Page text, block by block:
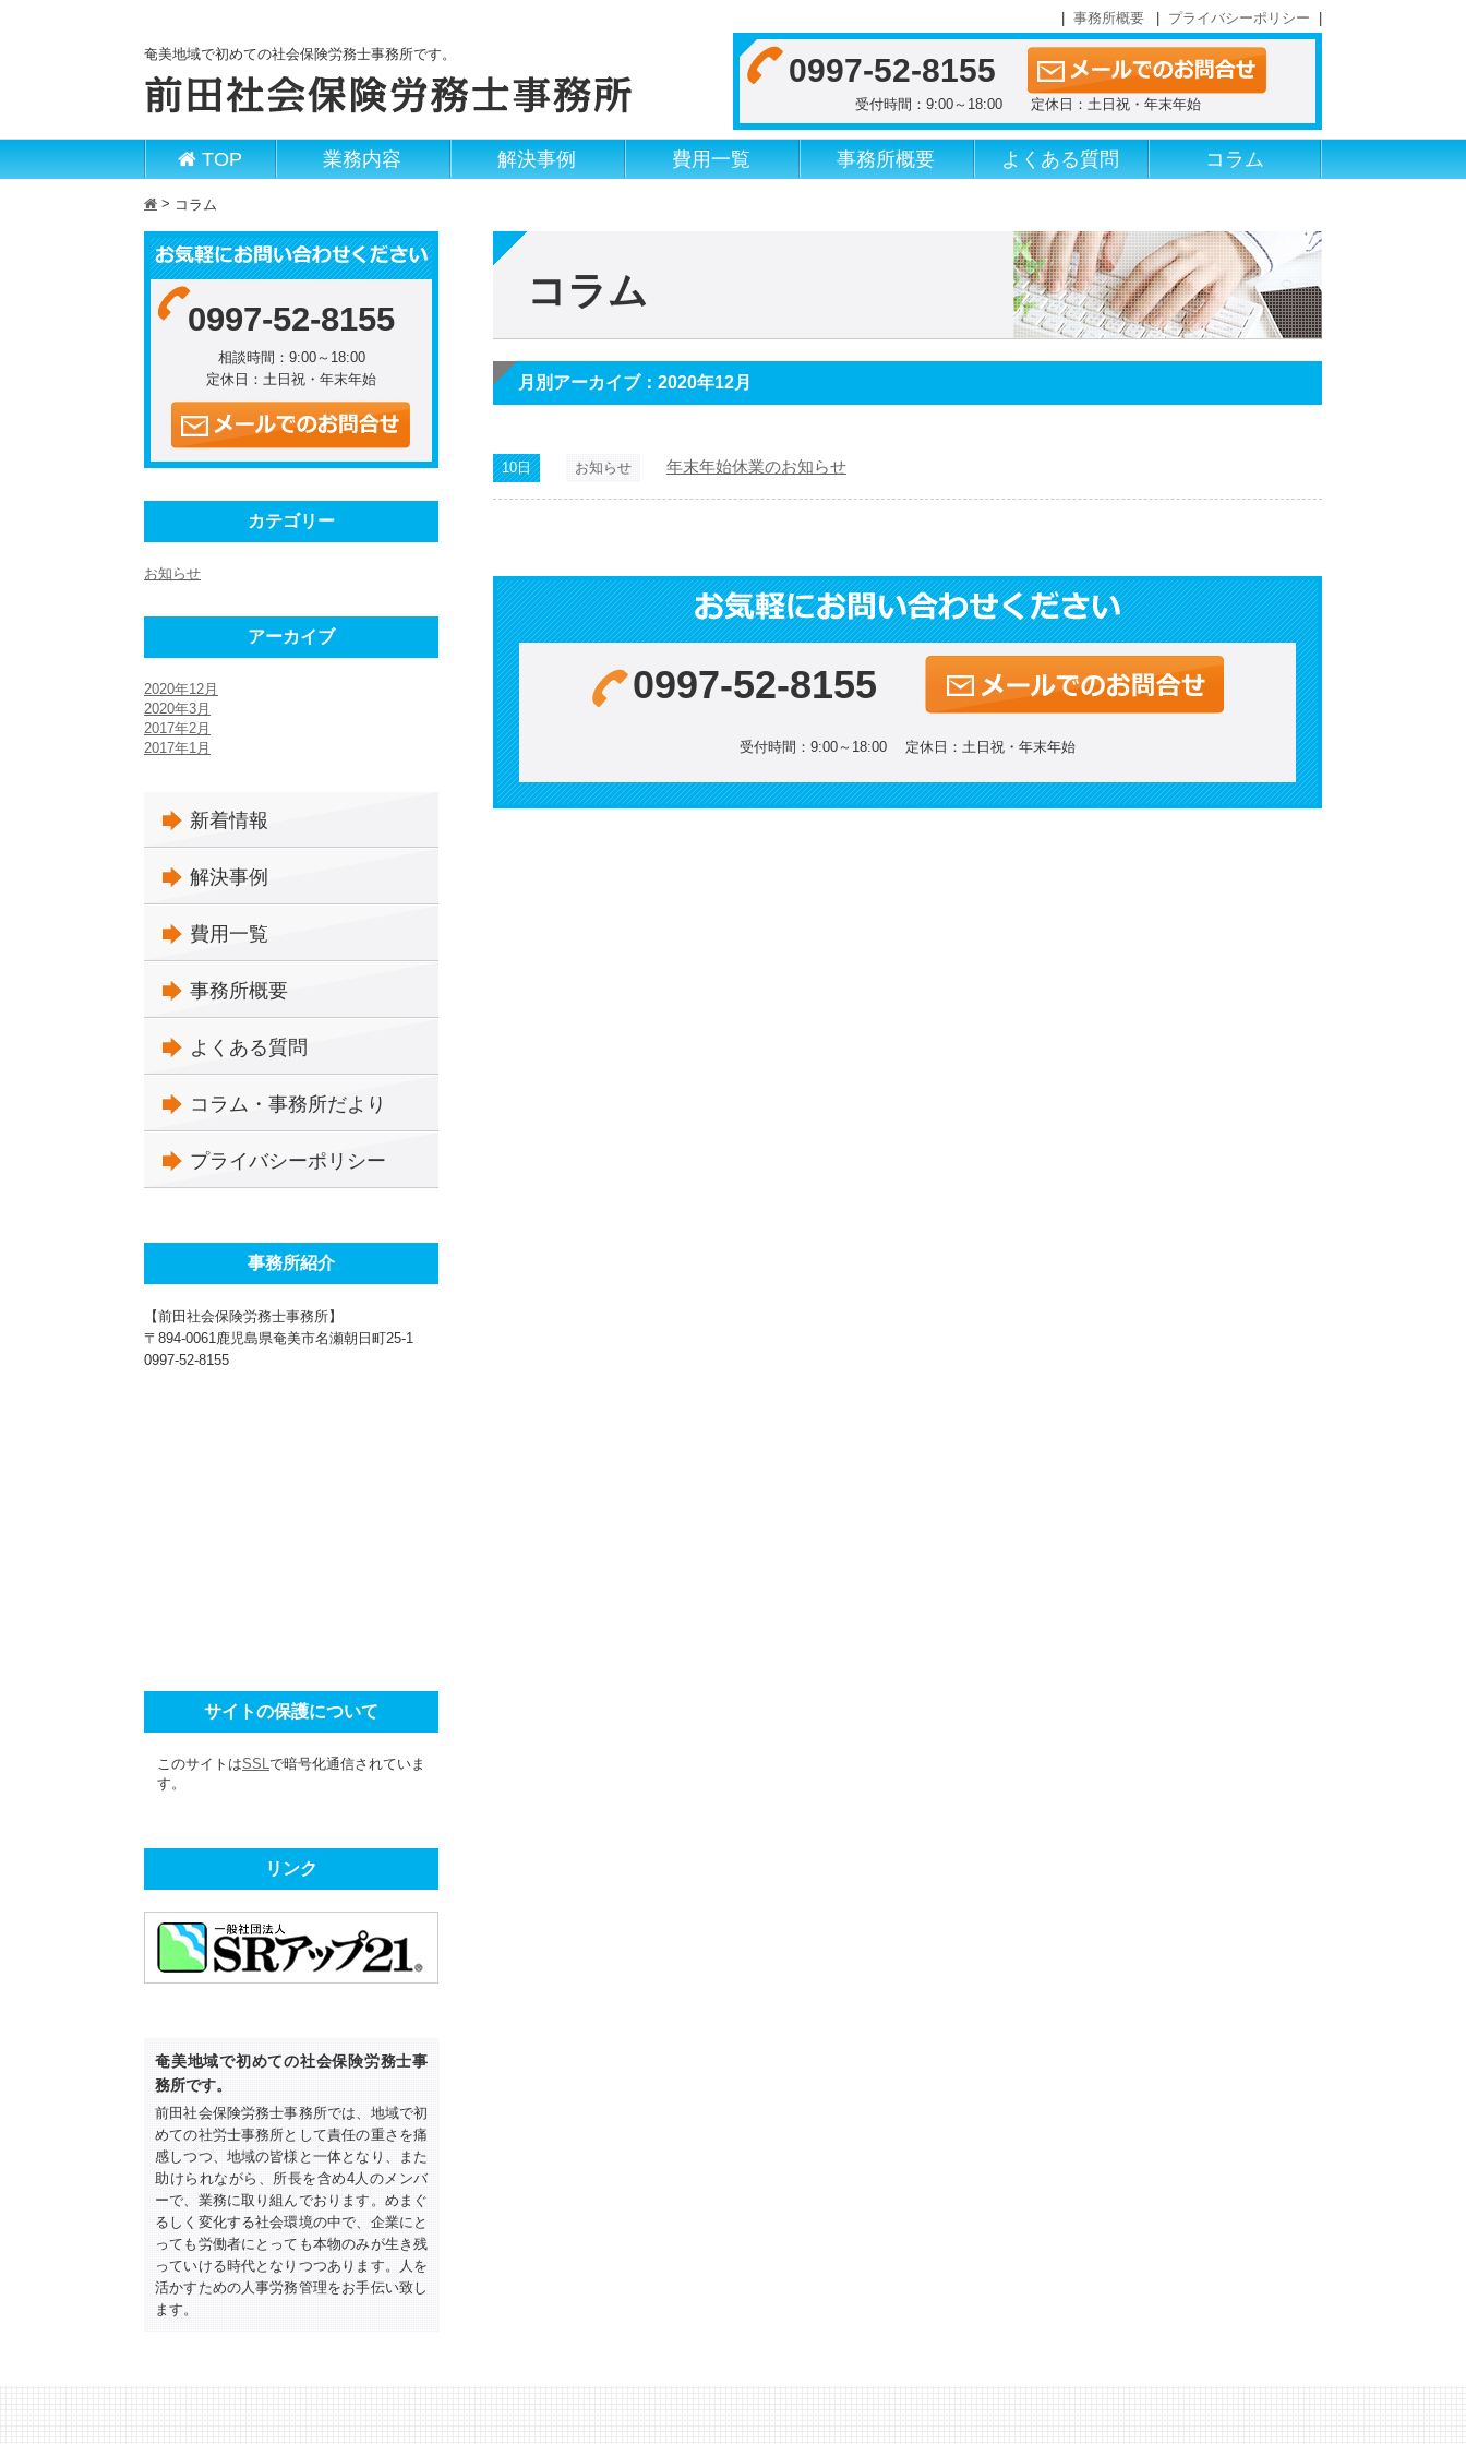
奄美地域で初めての社会保険労務士事務所です。
事務所概要 プライバシーポリシー
0997-52-8155
受付時間：9:00～18:00 定休日：土日祝・年末年始
TOP 業務内容 解決事例 費用一覧 事務所概要 よくある質問 コラム
h > コラム
コラム
月別アーカイブ：2020年12月
10日 お知らせ 年末年始休業のお知らせ
0997-52-8155
受付時間：9:00～18:00 定休日：土日祝・年末年始
0997-52-8155
相談時間：9:00～18:00
定休日：土日祝・年末年始
カテゴリー
お知らせ
アーカイブ
2020年12月
2020年3月
2017年2月
2017年1月
新着情報
解決事例
費用一覧
事務所概要
よくある質問
コラム・事務所だより
プライバシーポリシー
事務所紹介
【前田社会保険労務士事務所】
〒894-0061鹿児島県奄美市名瀬朝日町25-1
0997-52-8155
サイトの保護について
このサイトはSSLで暗号化通信されていま
す。
リンク
奄美地域で初めての社会保険労務士事
務所です。
前田社会保険労務士事務所では、地域で初
めての社労士事務所として責任の重さを痛
感しつつ、地域の皆様と一体となり、また
助けられながら、所長を含め4人のメンバ
ーで、業務に取り組んでおります。めまぐ
るしく変化する社会環境の中で、企業にと
っても労働者にとっても本物のみが生き残
っていける時代となりつつあります。人を
活かすための人事労務管理をお手伝い致し
ます。